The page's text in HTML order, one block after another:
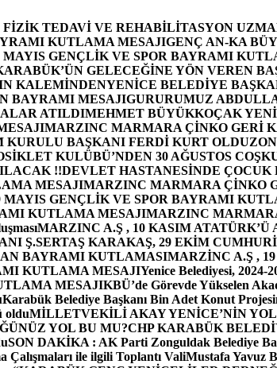
TEDAVİ VE REHABİLİTASYON
KUTLAMA MESAJIGENÇ AN-KA
GENÇLİK VE SPOR BAYRAMI
GELECEĞİNE YÖN VEREN
KALEMİNDENYENİCE BELEDİYE
BAYRAMI MESAJIGURURUMUZ
ATILDIMEHMET BÜYÜKKOÇAK
MARZINC MARMARA ÇİNKO GERİ
KURULU BAŞKANI FERDİ KURT OLDU
KULÜBÜ’NDEN 30 AĞUSTOS
!!DEVLET HASTANESİNDE ÇOCUK
MESAJIMARZINC MARMARA ÇİNKO
GENÇLİK VE SPOR BAYRAMI
KUTLAMA MESAJIMARZINC
MARZINC A.Ş , 10 KASIM ATATÜRK’Ü
Ş.SERTAŞ KARAKAŞ, 29 EKİM
BAYRAMI KUTLAMASIMARZİNC A.Ş ,
KUTLAMA MESAJIYenice Belediyesi, 2024-
MESAJIKBÜ’de Görevde Yükselen
Karabük Belediye Başkanı Bin Adet Konut
olduMİLLETVEKİLİ AKAY YENİCE’NİN
YOL BU MU?CHP KARABÜK
SON DAKİKA : AK Parti Zonguldak Belediye
ile ilgili Toplantı ValiMustafa Yavuz